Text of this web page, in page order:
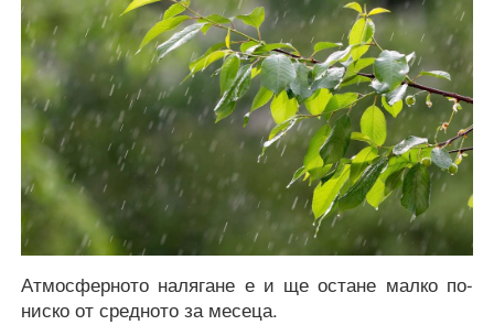
Атмосферното налягане е и ще остане малко по-
ниско от средното за месеца.